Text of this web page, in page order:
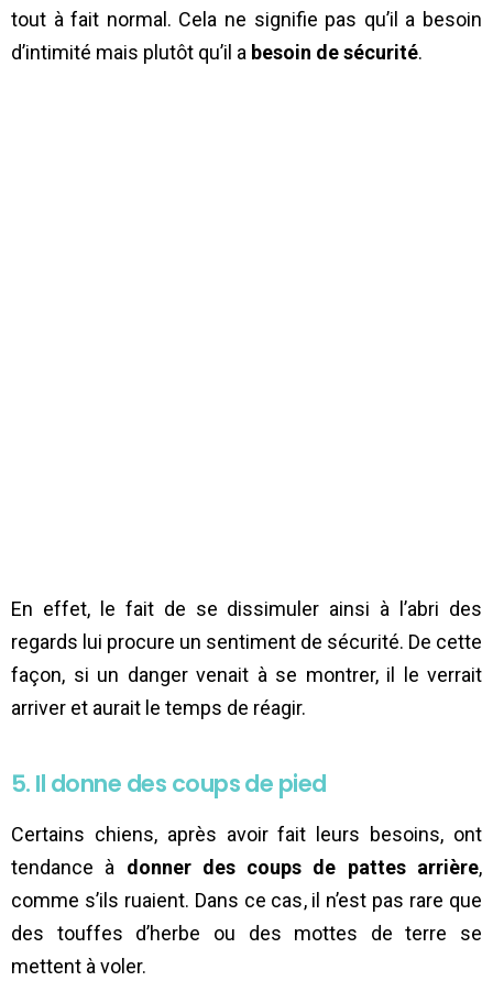
tout à fait normal. Cela ne signifie pas qu’il a besoin
d’intimité mais plutôt qu’il a besoin de sécurité.
En effet, le fait de se dissimuler ainsi à l’abri des
regards lui procure un sentiment de sécurité. De cette
façon, si un danger venait à se montrer, il le verrait
arriver et aurait le temps de réagir.
5. Il donne des coups de pied
Certains chiens, après avoir fait leurs besoins, ont
tendance à donner des coups de pattes arrière,
comme s’ils ruaient. Dans ce cas, il n’est pas rare que
des touffes d’herbe ou des mottes de terre se
mettent à voler.